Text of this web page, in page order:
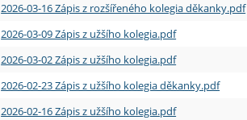
2026-03-16 Zápis z rozšířeného kolegia děkanky.pdf
2026-03-09 Zápis z užšího kolegia.pdf
2026-03-02 Zápis z užšího kolegia.pdf
2026-02-23 Zápis z užšího kolegia děkanky.pdf
2026-02-16 Zápis z užšího kolegia.pdf